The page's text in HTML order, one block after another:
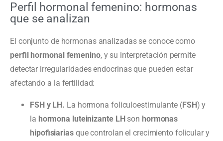
Perfil hormonal femenino: hormonas
que se analizan
El conjunto de hormonas analizadas se conoce como
perfil hormonal femenino, y su interpretación permite
detectar irregularidades endocrinas que pueden estar
afectando a la fertilidad:
FSH y LH. La hormona foliculoestimulante (FSH) y
la hormona luteinizante LHson hormonas
hipofisiariasque controlan el crecimiento folicular y